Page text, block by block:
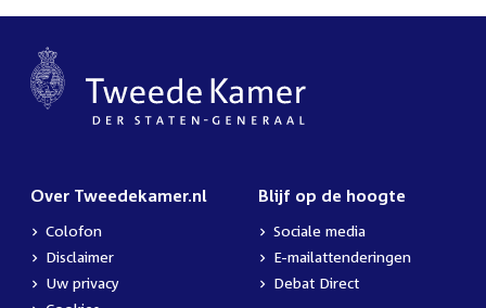
Over Tweedekamer.nl
Colofon
Disclaimer
Uw privacy
Blijf op de hoogte
Sociale media
E-mailattenderingen
Debat Direct